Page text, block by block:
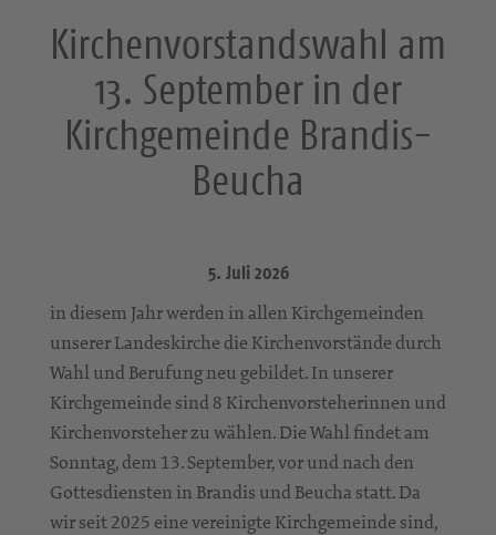
Kirchenvorstandswahl am
13. September in der
Kirchgemeinde Brandis-
Beucha
5. Juli 2026
in diesem Jahr werden in allen Kirchgemeinden
unserer Landeskirche die Kirchenvorstände durch
Wahl und Berufung neu gebildet. In unserer
Kirchgemeinde sind 8 Kirchenvorsteherinnen und
Kirchenvorsteher zu wählen. Die Wahl findet am
Sonntag, dem 13. September, vor und nach den
Gottesdiensten in Brandis und Beucha statt. Da
wir seit 2025 eine vereinigte Kirchgemeinde sind,